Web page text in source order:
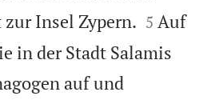
Insel Zypern. 

5 Auf
in der Stadt Salamis
auf und